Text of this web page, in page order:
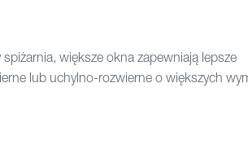
większe okna zapewniają lepsze
lub uchylno-rozwierne o większych